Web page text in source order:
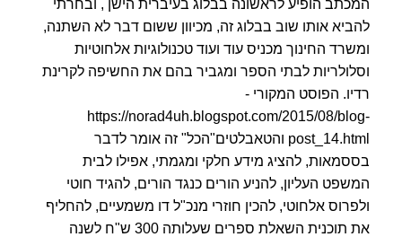
הופיע לראשונה בבלוג בעיברית הישן , ובחרתי
אותו שוב בבלוג זה, מכיוון ששום דבר לא השתנה,
החינוך מכניס עוד ועוד טכנולוגיות אלחוטיות
לבתי הספר ומגביר בהם את החשיפה לקרינת
הפוסט המקורי -
https://norad4uh.blogspot.com/2015/08/
post_14.html והטאבלטים"הכל" זה אומר לדבר
להציג מידע חלקי ומגמתי, אפילו לבית
העליון, להניע הורים כנגד הורים, להגיד חוטי
אלחוטי, להכין חוזרי מנכ"ל דו משמעיים, להחליף
את תוכנית השאלת ספרים שעלותה 300 ש"ח לשנה